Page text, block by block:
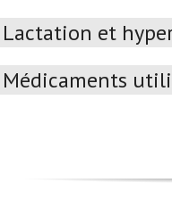
Lactation et
Médicaments